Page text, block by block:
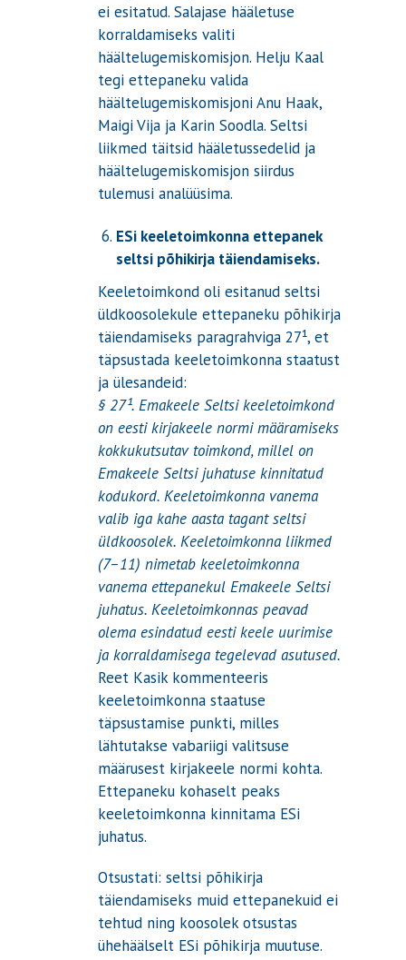
ei esitatud. Salajase hääletuse
korraldamiseks valiti
häältelugemiskomisjon. Helju Kaal
tegi ettepaneku valida
häältelugemiskomisjoni Anu Haak,
Maigi Vija ja Karin Soodla. Seltsi
liikmed täitsid hääletussedelid ja
häältelugemiskomisjon siirdus
tulemusi analüüsima.
ESi keeletoimkonna ettepanek
seltsi põhikirja täiendamiseks.
Keeletoimkond oli esitanud seltsi
üldkoosolekule ettepaneku põhikirja
täiendamiseks paragrahviga 27¹, et
täpsustada keeletoimkonna staatust
ja ülesandeid:
§ 27¹. Emakeele Seltsi keeletoimkond
on eesti kirjakeele normi määramiseks
kokkukutsutav toimkond, millel on
Emakeele Seltsi juhatuse kinnitatud
kodukord. Keeletoimkonna vanema
valib iga kahe aasta tagant seltsi
üldkoosolek. Keeletoimkonna liikmed
(7–11) nimetab keeletoimkonna
vanema ettepanekul Emakeele Seltsi
juhatus. Keeletoimkonnas peavad
olema esindatud eesti keele uurimise
ja korraldamisega tegelevad asutused.
Reet Kasik kommenteeris
keeletoimkonna staatuse
täpsustamise punkti, milles
lähtutakse vabariigi valitsuse
määrusest kirjakeele normi kohta.
Ettepaneku kohaselt peaks
keeletoimkonna kinnitama ESi
juhatus.
Otsustati: seltsi põhikirja
täiendamiseks muid ettepanekuid ei
tehtud ning koosolek otsustas
ühehäälselt ESi põhikirja muutuse.